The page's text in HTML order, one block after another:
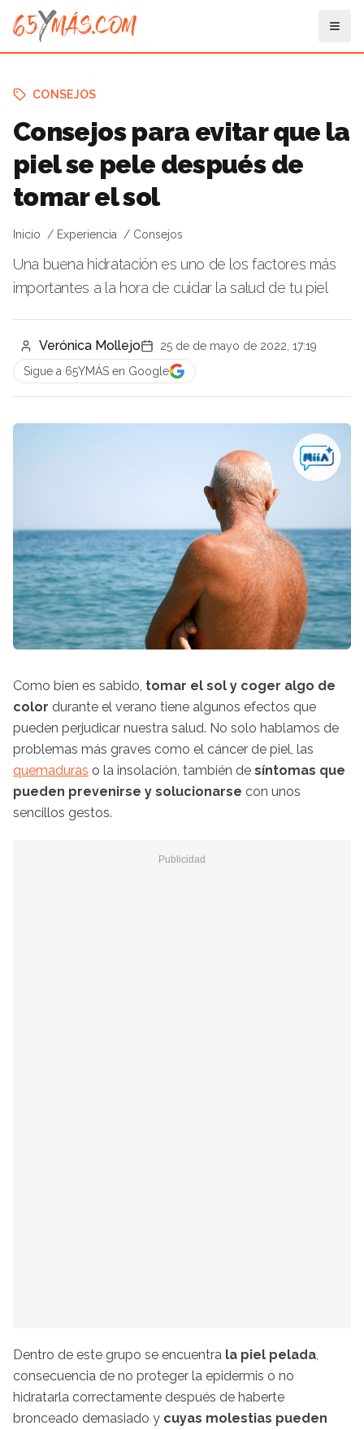
CONSEJOS
Consejos para evitar que la
piel se pele después de
tomar el sol
Inicio Experiencia Consejos
Una buena hidratación es uno de los factores más
importantes a la hora de cuidar la salud de tu piel
Verónica Mollejo
25 de de mayo de 2022, 17:19
Sigue a 65YMÁS en Google
Como bien es sabido, tomar el sol y coger algo de
color durante el verano tiene algunos efectos que
pueden perjudicar nuestra salud. No solo hablamos de
problemas más graves como el cáncer de piel, las
quemaduras o la insolación, también de síntomas que
pueden prevenirse y solucionarse con unos
sencillos gestos.
Dentro de este grupo se encuentra la piel pelada
consecuencia de no proteger la epidermis o no
hidratarla correctamente después de haberte
bronceado demasiado y cuyas molestias pueden